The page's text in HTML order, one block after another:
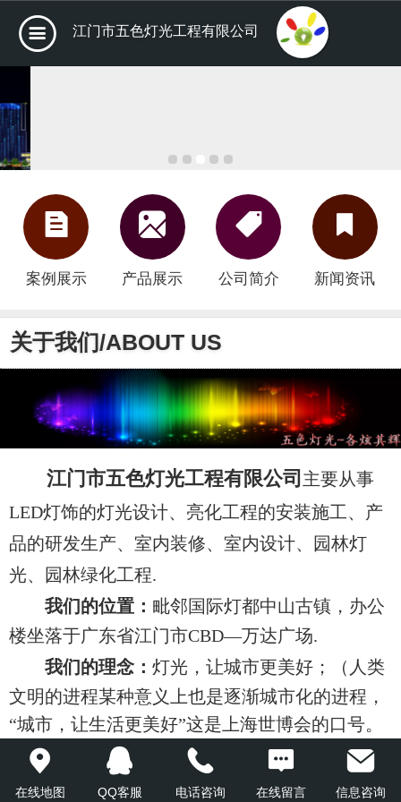
江门市五色灯光工程有限公司
案例展示 产品展示 公司简介 新闻资讯
关于我们/ABOUT US
江门市五色灯光工程有限公司 主要从事
LED灯饰的灯光设计、亮化工程的安装施工、产
品的研发生产、室内装修、室内设计、园林灯
光、园林绿化工程.
我们的位置： 毗邻国际灯都中山古镇，办公
楼坐落于广东省江门市CBD—万达广场.
我们的理念： 灯光，让城市更美好；（ 人类
文明的进程某种意义上也是逐渐城市化的进程 ，
“城市，让生活更美好”这是上海世博会的口号。
灯光，就让我们的城市在夜色里展示出她的斑斓
多彩，五色缤纷；灯光的点亮，让我们感受到世
在线地图 QQ客服 电话咨询 在线留言 信息咨询